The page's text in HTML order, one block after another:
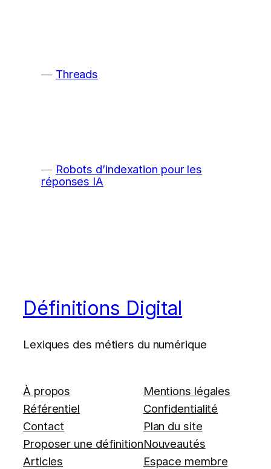
Threads
Robots d’indexation pour les
réponses IA
Définitions Digital
Lexiques des métiers du numérique
À propos
Référentiel
Contact
Proposer une définition
Articles
Mentions légales
Confidentialité
Plan du site
Nouveautés
Espace membre